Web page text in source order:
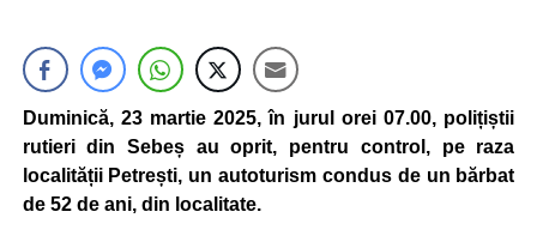
Duminică, 23 martie 2025, în jurul orei 07.00, polițiștii
rutieri din Sebeș au oprit, pentru control, pe raza
localității Petrești, un autoturism condus de un bărbat
de 52 de ani, din localitate.